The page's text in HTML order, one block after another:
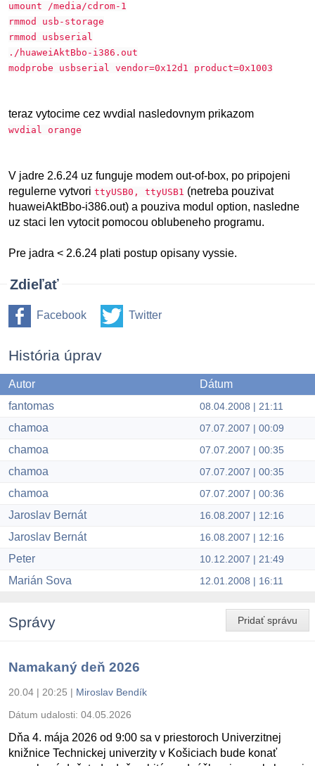
umount /media/cdrom-1
rmmod usb-storage
rmmod usbserial
./huaweiAktBbo-i386.out
modprobe usbserial vendor=0x12d1 product=0x1003
teraz vytocime cez wvdial nasledovnym prikazom
wvdial orange
V jadre 2.6.24 uz funguje modem out-of-box, po pripojeni
regulerne vytvori ttyUSB0, ttyUSB1 (netreba pouzivat
huaweiAktBbo-i386.out) a pouziva modul option, nasledne
uz staci len vytocit pomocou oblubeneho programu.
Pre jadra < 2.6.24 plati postup opisany vyssie.
Zdieľať
Facebook Twitter
História úprav
Autor
Dátum
fantomas
08.04.2008 | 21:11
chamoa 07.07.2007 | 00:09
chamoa 07.07.2007 | 00:35
chamoa 07.07.2007 | 00:35
chamoa 07.07.2007 | 00:36
Jaroslav Bernát 16.08.2007 | 12:16
Jaroslav Bernát 16.08.2007 | 12:16
Peter 10.12.2007 | 21:49
Marián Sova 12.01.2008 | 16:11
Pridať správu
Správy
Namakaný deň 2026
20.04 | 20:25 | Miroslav Bendík
Dátum udalosti: 04.05.2026
Dňa 4. mája 2026 od 9:00 sa v priestoroch Univerzitnej
knižnice Technickej univerzity v Košiciach bude konať